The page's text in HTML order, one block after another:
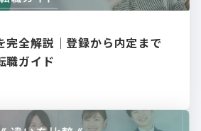
完全解説｜登録から内定まで
職ガイド